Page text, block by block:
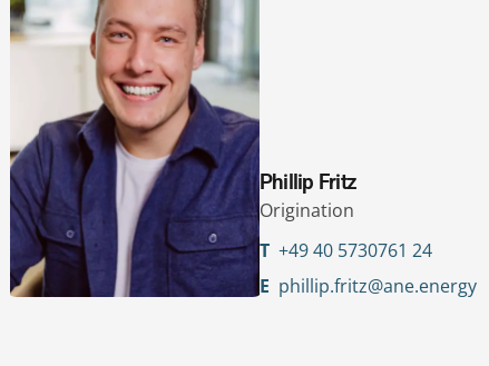
Phillip Fritz
Origination
T +49 40 5730761 24
E phillip.fritz@ane.energy